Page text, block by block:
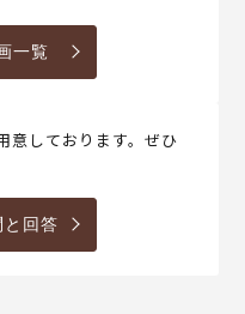
一覧
意しております。ぜひ
と回答